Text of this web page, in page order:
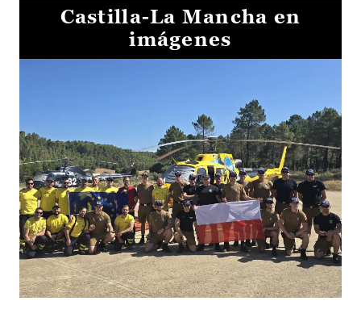
Castilla-La Mancha en
imágenes